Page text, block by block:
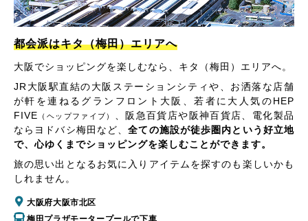
都会派はキタ（梅田）エリアへ
大阪でショッピングを楽しむなら、キタ（梅田）エリアへ。
JR大阪駅直結の大阪ステーションシティや、お洒落な店舗
が軒を連ねるグランフロント大阪、若者に大人気のHEP
FIVE （ヘップファイブ）
、阪急百貨店や阪神百貨店、電化製品
ならヨドバシ梅田など、全ての施設が徒歩圏内という好立地
で、心ゆくまでショッピングを楽しむことができます。
旅の思い出となるお気に入りアイテムを探すのも楽しいかも
しれません。
大阪府大阪市北区